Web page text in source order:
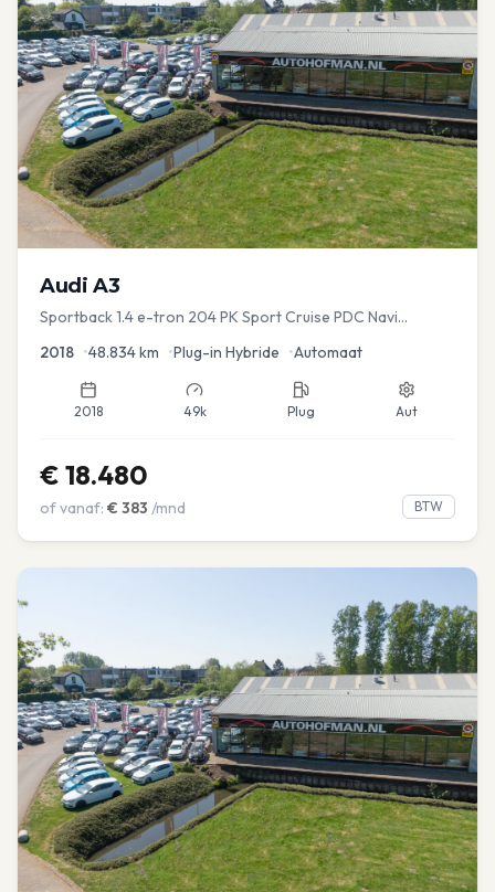
Audi A3
Sportback 1.4 e-tron 204 PK Sport Cruise PDC Navi
2018 •48.834km •Plug-in Hybride •Automaat
2018 49k Plug Aut
€ 18.480
of vanaf: € 383 /mnd BTW